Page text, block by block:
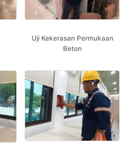
Uji Kekerasan Permukaan
Beton